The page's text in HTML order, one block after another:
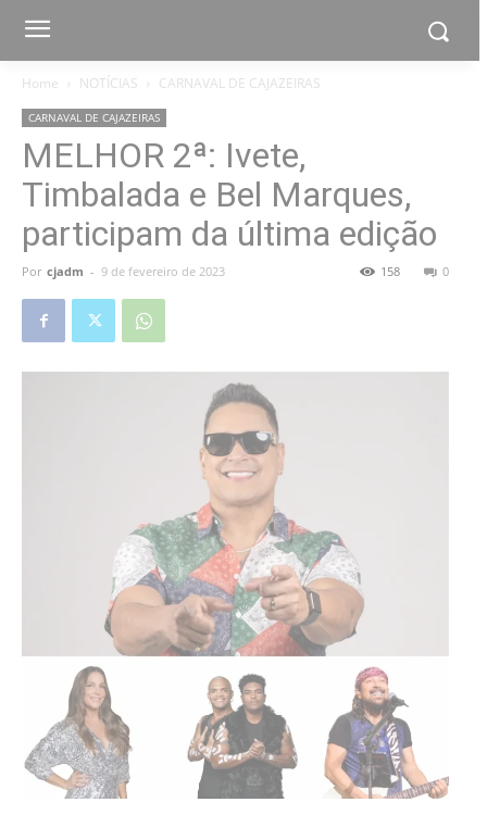
Home NOTÍCIAS CARNAVAL DE CAJAZEIRAS
CARNAVAL DE CAJAZEIRAS
MELHOR 2ª: Ivete,
Timbalada e Bel Marques,
participam da última edição
Por cjadm - 9 de fevereiro de 2023 0
158